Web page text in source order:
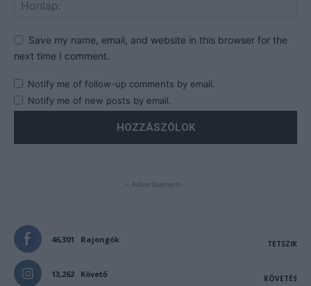
Save my name, email, and website in this browser for the
next time I comment.
Notify me of follow-up comments by email.
Notify me of new posts by email.
- Advertisement -
46,301 Rajongók TETSZIK
13,262 Követő KÖVETÉS